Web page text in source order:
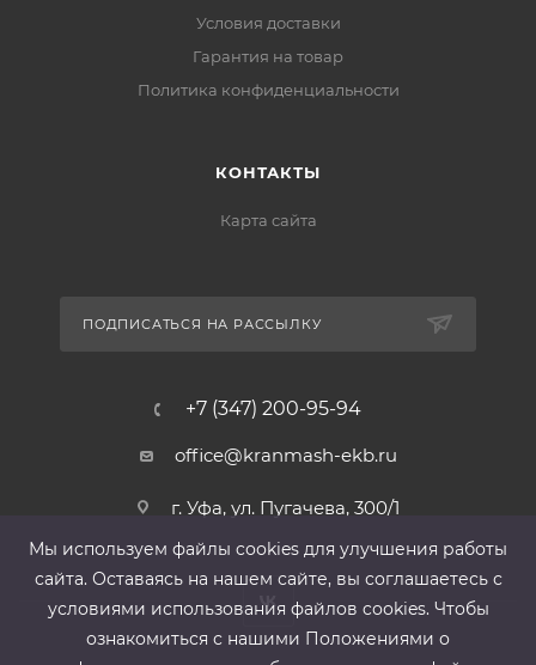
Условия доставки
Гарантия на товар
Политика конфиденциальности
КОНТАКТЫ
Карта сайта
ПОДПИСАТЬСЯ НА РАССЫЛКУ
+7 (347) 200-95-94
office@kranmash-ekb.ru
г. Уфа, ул. Пугачева, 300/1
Мы используем файлы cооkies для улучшения работы
сайта. Оставаясь на нашем сайте, вы соглашаетесь с
условиями использования файлов cооkies. Чтобы
ознакомиться с нашими Положениями о